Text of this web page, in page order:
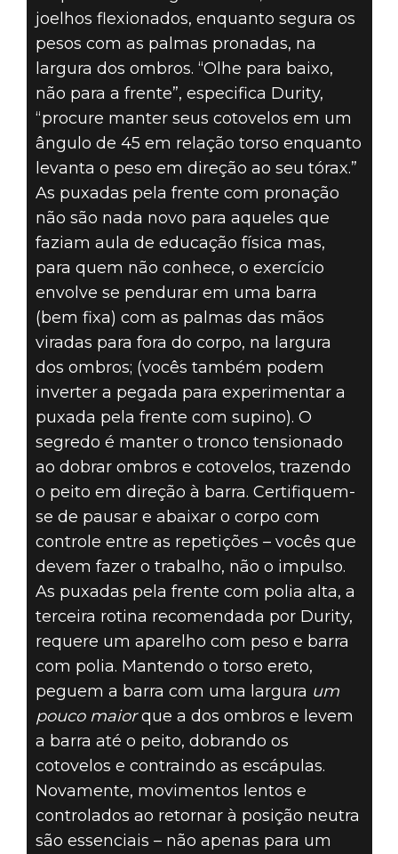
joelhos flexionados, enquanto segura os
pesos com as palmas pronadas, na
largura dos ombros. “Olhe para baixo,
não para a frente”, especifica Durity,
“procure manter seus cotovelos em um
ângulo de 45 em relação torso enquanto
levanta o peso em direção ao seu tórax.”
As puxadas pela frente com pronação
não são nada novo para aqueles que
faziam aula de educação física mas,
para quem não conhece, o exercício
envolve se pendurar em uma barra
(bem fixa) com as palmas das mãos
viradas para fora do corpo, na largura
dos ombros; (vocês também podem
inverter a pegada para experimentar a
puxada pela frente com supino). O
segredo é manter o tronco tensionado
ao dobrar ombros e cotovelos, trazendo
o peito em direção à barra. Certifiquem-
se de pausar e abaixar o corpo com
controle entre as repetições – vocês que
devem fazer o trabalho, não o impulso.
As puxadas pela frente com polia alta, a
terceira rotina recomendada por Durity,
requere um aparelho com peso e barra
com polia. Mantendo o torso ereto,
peguem a barra com uma largura um
pouco maiorque a dos ombros e levem
a barra até o peito, dobrando os
cotovelos e contraindo as escápulas.
Novamente, movimentos lentos e
controlados ao retornar à posição neutra
são essenciais – não apenas para um